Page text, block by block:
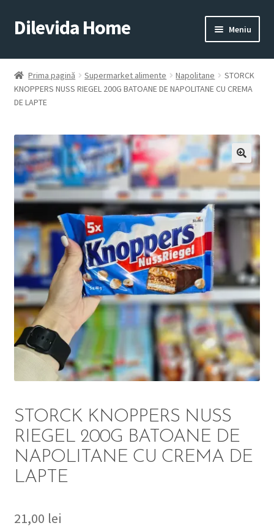
Sari
la
Sari
la
Dilevida Home Meniu
COPII
JUCARII
ROYALTY
LINE
DETERGENT
SOLUȚII CURĂȚENIE
ÎNGRIJIRE
PERSONALĂ
TROLERE
ARTICOLE VOIAJ
Prima pagină Supermarket alimente Napolitane
STORCK
KNOPPERS NUSS RIEGEL 200G BATOANE DE NAPOLITANE CU CREMA
DE LAPTE
STORCK KNOPPERS NUSS
RIEGEL 200G BATOANE DE
NAPOLITANE CU CREMA DE
LAPTE
21,00 lei